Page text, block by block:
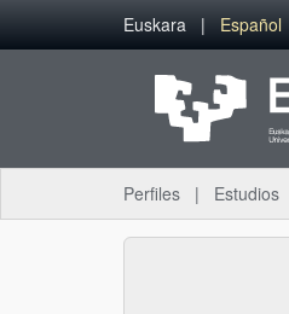
Saltar al contenido principal
Euskara Español
Perfiles Estudios